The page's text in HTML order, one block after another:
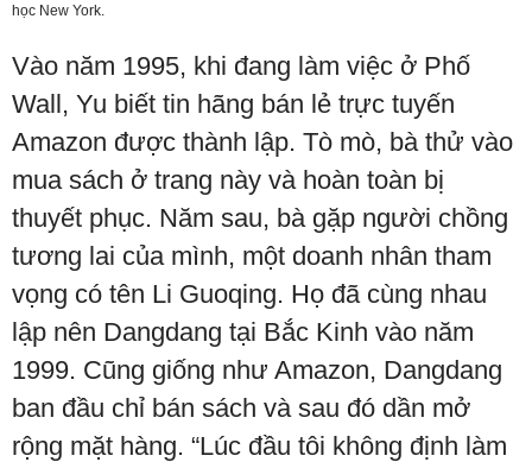
học New York.
Vào năm 1995, khi đang làm việc ở Phố
Wall, Yu biết tin hãng bán lẻ trực tuyến
Amazon được thành lập. Tò mò, bà thử vào
mua sách ở trang này và hoàn toàn bị
thuyết phục. Năm sau, bà gặp người chồng
tương lai của mình, một doanh nhân tham
vọng có tên Li Guoqing. Họ đã cùng nhau
lập nên Dangdang tại Bắc Kinh vào năm
1999. Cũng giống như Amazon, Dangdang
ban đầu chỉ bán sách và sau đó dần mở
rộng mặt hàng. “Lúc đầu tôi không định làm